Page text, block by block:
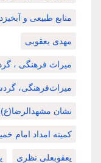
منابع طبیعی و
مهدی یعقوبی
میراث فرهنگی ،
میراث‌فرهنگی،
نشان
کمیته امداد امام
یعقوبعلی نظری